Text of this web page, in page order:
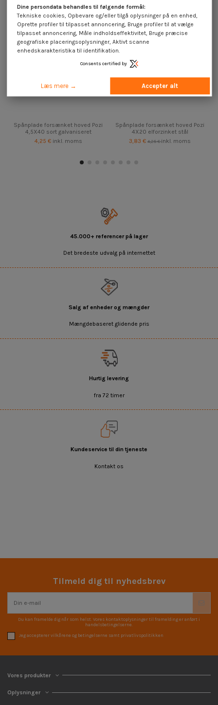
Spånplade forsænket hoved Pozi
4,5X40 sort galvaniseret
4,25 € inkl. moms
Spånplade forsænket hoved Pozi
4X20 elforzinket stål
3,83 € 4,25 €inkl. moms
45.000+ referencer på lager
Det bredeste udvalg på internettet
Salg af enheder og mængder
Mængdebaseret glidende pris
Hurtig levering
fra 72 timer
Kundeservice til din tjeneste
Kontakt os
Tilmeld dig til nyhedsbrev
Du kan framelde dig når som helst. Vores kontaktoplysninger til framelding er anført i
handelsbetingelserne.
Jeg accepterer vilkårene og betingelserne samt privatlivspolitikken
Vores produkter
Oplysninger
Dine persondata behandles til følgende formål:
Tekniske cookies, Opbevare og/eller tilgå oplysninger på en enhed,
Oprette profiler til tilpasset annoncering, Bruge profiler til at vælge
tilpasset annoncering, Måle indholdseffektivitet, Bruge præcise
geografiske placeringsoplysninger, Aktivt scanne
enhedskarakteristika til identifikation.
Consents certified by
Læs mere → Accepter alt